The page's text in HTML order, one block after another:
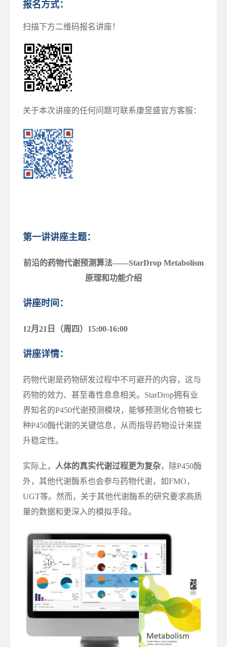
报名方式：
扫描下方二维码报名讲座！
关于本次讲座的任何问题可联系康昱盛官方客服：
第一讲讲座主题：
前沿的药物代谢预测算法——StarDrop Metabolism
原理和功能介绍
讲座时间：
12月21日（周四）15:00-16:00
讲座详情：
药物代谢是药物研发过程中不可避开的内容，这与
药物的效力、甚至毒性息息相关。StarDrop拥有业
界知名的P450代谢预测模块，能够预测化合物被七
种P450酶代谢的关键信息，从而指导药物设计来提
升稳定性。
实际上， 人体的真实代谢过程更为复杂，除P450酶
外，其他代谢酶系也会参与药物代谢，如FMO，
UGT等。然而，关于其他代谢酶系的研究要求高质
量的数据和更深入的模拟手段。